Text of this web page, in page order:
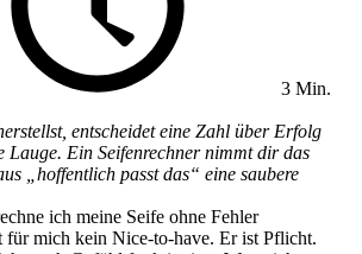
3 Min.
entscheidet eine Zahl über Erfolg
Ein Seifenrechner nimmt dir das
„hoffentlich passt das“ eine saubere
ich meine Seife ohne Fehler
für mich kein Nice-to-have. Er ist Pflicht.